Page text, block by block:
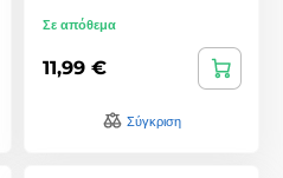
Σε απόθεμα
11,99 €
Σύγκριση